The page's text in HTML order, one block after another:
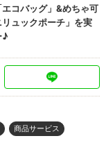
商品サービス